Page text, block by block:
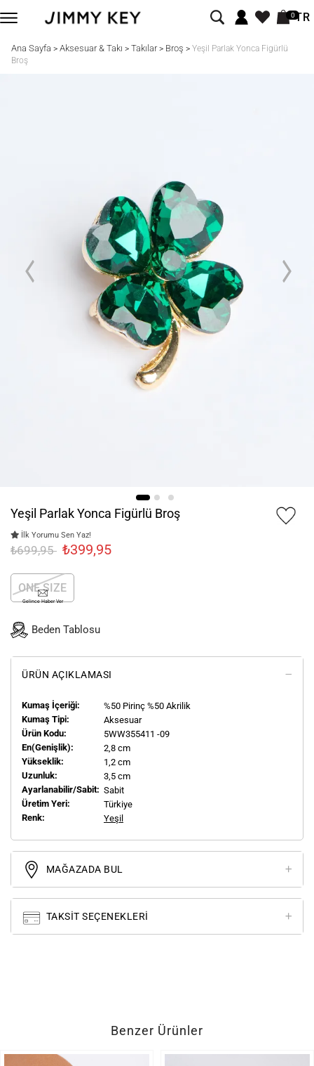
0TR
Ana Sayfa > Aksesuar & Takı > Takılar> Broş > Yeşil Parlak Yonca Figürlü
Broş
Yeşil Parlak Yonca Figürlü Broş
İlk Yorumu Sen Yaz!
₺699,95 ₺399,95
ONE SIZE
Gelince Haber Ver
Beden Tablosu
ÜRÜN AÇIKLAMASI
Kumaş İçeriği:
%50 Pirinç %50 Akrilik
Kumaş Tipi:
Aksesuar
Ürün Kodu:
5WW355411 -09
En(genişlik):
2,8 cm
Yükseklik:
1,2 cm
Uzunluk:
3,5 cm
Ayarlanabilir/Sabit: Sabit
Üretim Yeri:
Türkiye
Renk:
Yeşil
MAĞAZADA BUL
TAKSIT SEÇENEKLERI
Benzer Ürünler